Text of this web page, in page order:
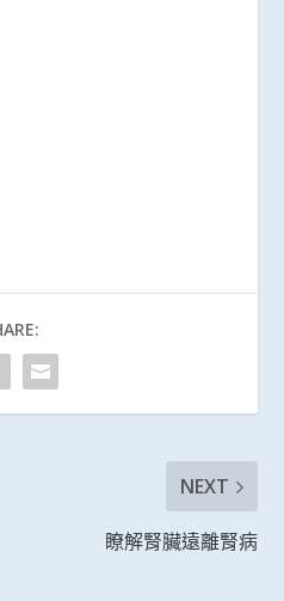
NEXT
瞭解腎臟遠離腎病